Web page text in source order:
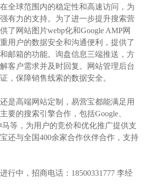
全球范围内的稳定性和高速访问，为
有力的支持。为了进一步提升搜索营
了网站图片webp化和Google AMP网
用户的数据安全和沟通便利，提供了
邮箱的功能。询盘信息三端推送，方
客户需求并及时回复。网站管理后台
，保障销售线索的数据安全。
是高端网站定制，易营宝都能满足用
要的搜索引擎合作，包括Google、
马等，为用户的竞价和优化推广提供支
还与全国400余家合作伙伴合作，支持
行中，招商电话：18500331777 李经